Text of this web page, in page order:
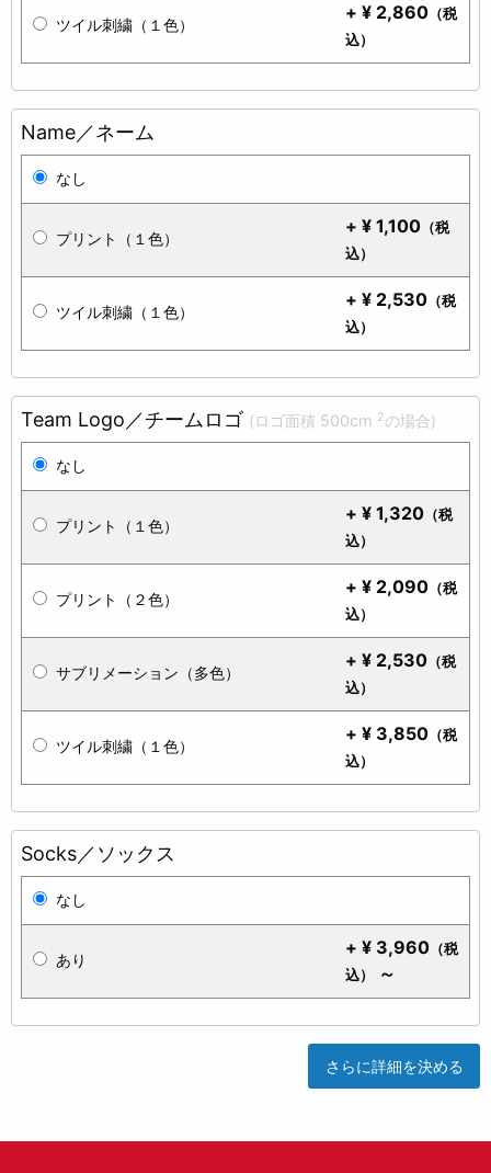
ツイル刺繍（１色）
+ ¥ 2,860 （税
込）
Name／ネーム
なし
プリント（１色）
+ ¥ 1,100 （税
込）
ツイル刺繍（１色）
+ ¥ 2,530 （税
込）
Team Logo／チームロゴ (ロゴ面積 500cm 2の場合)
なし
プリント（１色）
+ ¥ 1,320 （税
込）
プリント（２色）
+ ¥ 2,090 （税
込）
サブリメーション（多色）
+ ¥ 2,530 （税
込）
ツイル刺繍（１色）
+ ¥ 3,850 （税
込）
Socks／ソックス
なし
あり
+ ¥ 3,960 （税
込）
～
さらに詳細を決める